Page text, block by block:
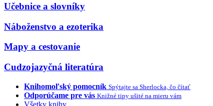
Učebnice a slovníky
Náboženstvo a ezoterika
Mapy a cestovanie
Cudzojazyčná literatúra
Knihomoľský pomocník Spýtajte sa Sherlocka, čo čítať
Odporúčame pre vás Knižné tipy ušité na mieru vám
Všetky knihy